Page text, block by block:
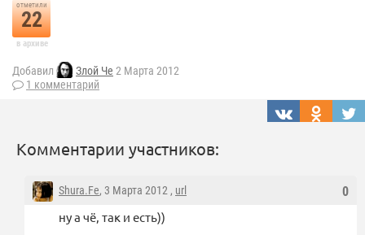
отметили
22
в архиве
Добавил Злой Че 2 Марта 2012
1 комментарий
Комментарии участников:
0
Shura.Fe, 3 Марта 2012 , url
ну а чё, так и есть))